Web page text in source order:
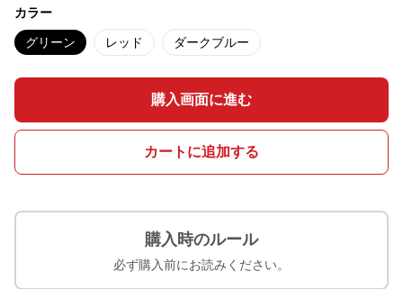
カラー
グリーン レッド ダークブルー
購入画面に進む
カートに追加する
購入時のルール
必ず購入前にお読みください。